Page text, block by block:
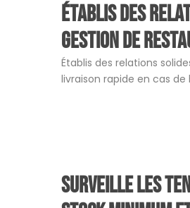
Établis des
gestion de
Établis des relations
livraison rapide en cas
Surveille les